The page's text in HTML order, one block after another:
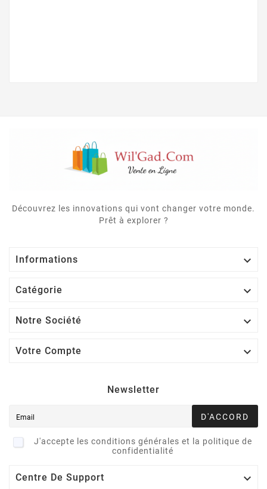
Découvrez les innovations qui vont changer votre monde.
Prêt à explorer ?
Informations 
Catégorie 
Notre Société 
Votre Compte 
Newsletter
D'ACCORD
J'accepte les conditions générales et la politique de
confidentialité
Centre De Support 